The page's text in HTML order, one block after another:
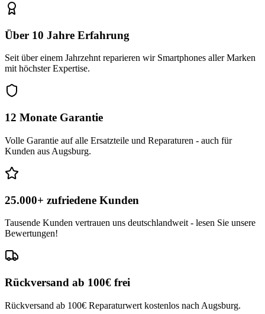
Über 10 Jahre Erfahrung
Seit über einem Jahrzehnt reparieren wir Smartphones aller Marken
mit höchster Expertise.
12 Monate Garantie
Volle Garantie auf alle Ersatzteile und Reparaturen - auch für
Kunden aus Augsburg.
25.000+ zufriedene Kunden
Tausende Kunden vertrauen uns deutschlandweit - lesen Sie unsere
Bewertungen!
Rückversand ab 100€ frei
Rückversand ab 100€ Reparaturwert kostenlos nach Augsburg.